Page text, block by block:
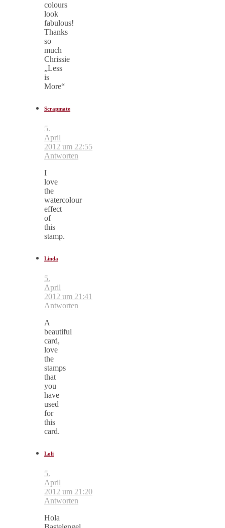
colours
look
fabulous!
Thanks
so
much
Chrissie
„Less
is
More“
Scrapmate
5.
April
2012 um 22:55
Antworten
I
love
the
watercolour
effect
of
this
stamp.
Linda
5.
April
2012 um 21:41
Antworten
A
beautiful
card,
love
the
stamps
that
you
have
used
for
this
card.
Loli
5.
April
2012 um 21:20
Antworten
Hola